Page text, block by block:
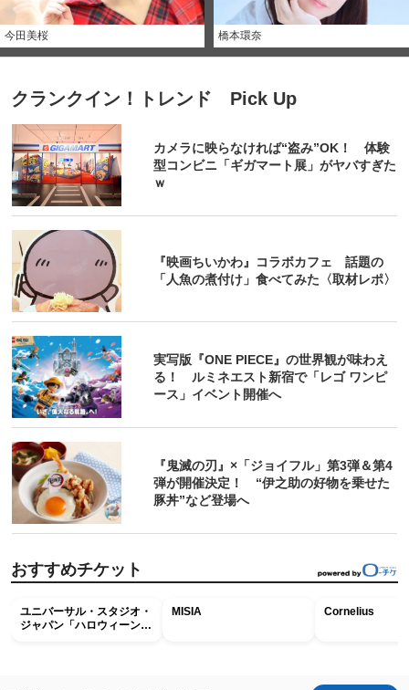
今田美桜 橋本環奈
クランクイン！トレンド Pick Up
カメラに映らなければ“盗み”OK！ 体験
型コンビニ「ギガマート展」がヤバすぎた
ｗ
『映画ちいかわ』コラボカフェ 話題の
「人魚の煮付け」食べてみた〈取材レポ〉
実写版『ONE PIECE』の世界観が味わえ
る！ ルミネエスト新宿で「レゴ ワンピ
ース」イベント開催へ
『鬼滅の刃』×「ジョイフル」第3弾＆第4
弾が開催決定！ “伊之助の好物を乗せた
豚丼”など登場へ
おすすめチケット
ユニバーサル・スタジオ・
ジャパン「ハロウィーン・
MISIA Cornelius